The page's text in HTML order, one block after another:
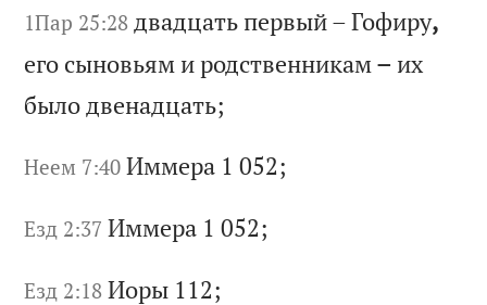
1Пар 25:28 двадцать первый–Гофиру,
его сыновьям иродственникам– их
былодвенадцать;
Неем 7:40 Иммера 1 052;
Езд 2:37 Иммера 1 052;
Езд 2:18 Иоры 112;